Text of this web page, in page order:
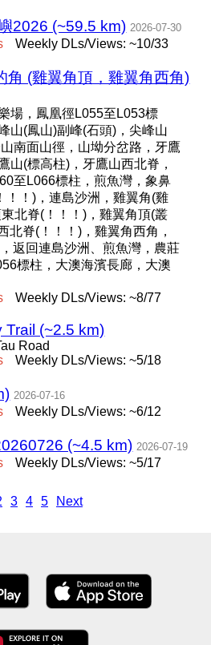
2026 (~59.5 km) 2026-07-30
Weekly DLs/Views: ~10/33
角 (雞翼角頂，雞翼角西角)
場，鳳凰徑L055至L053標
山(鳳山)副峰(石頭)，尖峰山
南面山徑，山坳分岔路，牙鷹
山(標高柱)，牙鷹山西北脊，
至L066標柱，煎魚灣，象鼻
！！)，連島沙洲，雞翼角(雞
北脊(！！！)，雞翼角頂(叢
北脊(！！！)，雞翼角西角，
返回連島沙洲、煎魚灣，農莊
標柱，大澳海濱長廊，大澳
Weekly DLs/Views: ~8/77
Trail (~2.5 km)
Road
Weekly DLs/Views: ~5/18
2026-07-16
Weekly DLs/Views: ~6/12
(~4.5 km) 2026-07-19
Weekly DLs/Views: ~5/17
3 4 5 Next